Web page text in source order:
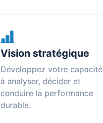
Vision stratégique
Développez votre capacité
à analyser, décider et
conduire la performance
durable.